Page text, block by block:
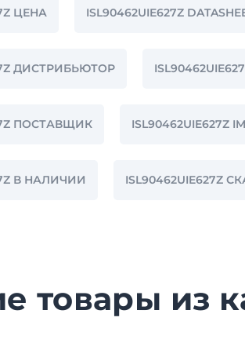
ЦЕНА ISL90462UIE627Z
ДИСТРИБЬЮТОР
ПОСТАВЩИК ISL90462UIE627Z
В НАЛИЧИИ ISL90462UIE627Z
товары из